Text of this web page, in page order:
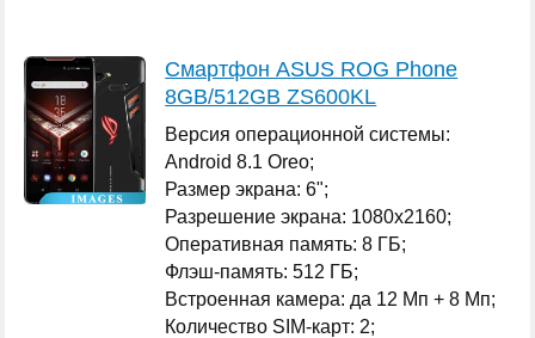
Смартфон ASUS ROG Phone
8GB/512GB ZS600KL
Версия операционной системы:
Android 8.1 Oreo;
Размер экрана: 6";
Разрешение экрана: 1080x2160;
Оперативная память: 8 ГБ;
Флэш-память: 512 ГБ;
Встроенная камера: да 12 Мп + 8 Мп;
Количество SIM-карт: 2;